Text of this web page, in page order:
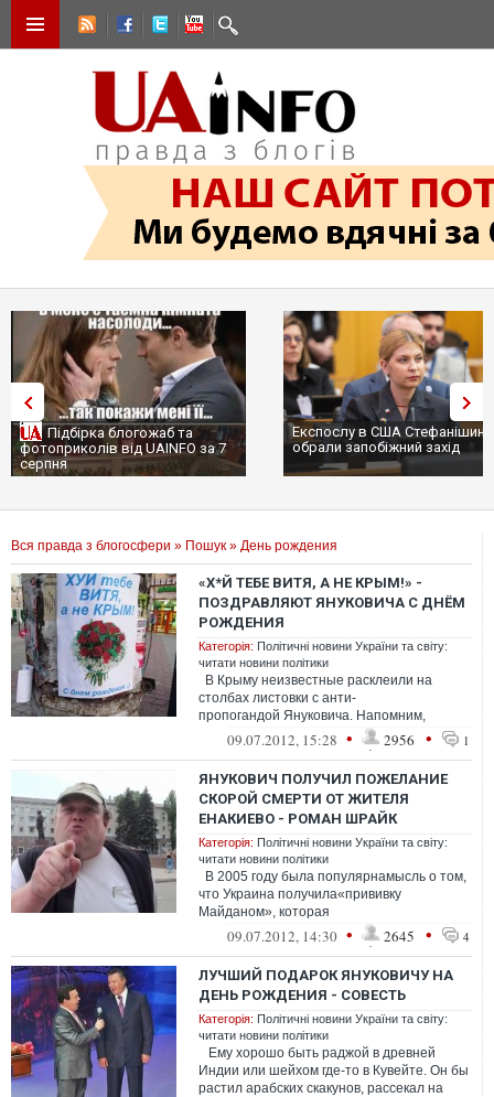
Підбірка блогожаб та
фотоприколів від UAINFO за 7
серпня
Експослу в США
обрали запобіжний захід
Вся правда з блогосфери » Пошук » День рождения
«Х*Й ТЕБЕ ВИТЯ, А НЕ КРЫМ!» -
ПОЗДРАВЛЯЮТ ЯНУКОВИЧА С ДНЁМ
РОЖДЕНИЯ
Категорія: Політичні новини України та світу:
читати новини політики
В Крыму неизвестные расклеили на
столбах листовки с анти-
пропогандой Януковича. Напомним,
сегодня, 9 июля 2012 год, Виктор&...
09.07.2012, 15:28 • 2956 • 1
ЯНУКОВИЧ ПОЛУЧИЛ ПОЖЕЛАНИЕ
СКОРОЙ СМЕРТИ ОТ ЖИТЕЛЯ
ЕНАКИЕВО - РОМАН ШРАЙК
Категорія: Політичні новини України та світу:
читати новини політики
В 2005 году была популярнамысль о том,
что Украина получила«прививку
Майданом», которая
гарантироваларазвитие гражданского
общества и т.д.и т....
09.07.2012, 14:30 • 2645 • 4
ЛУЧШИЙ ПОДАРОК ЯНУКОВИЧУ НА
ДЕНЬ РОЖДЕНИЯ - СОВЕСТЬ
Категорія: Політичні новини України та світу:
читати новини політики
Ему хорошо быть раджой в древней
Индии или шейхом где-то в Кувейте. Он бы
растил арабских скакунов, рассекал на